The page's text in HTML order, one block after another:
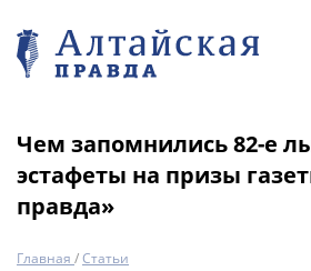
Чем запомнились 82-е
эстафеты на призы
правда»
Главная /Статьи